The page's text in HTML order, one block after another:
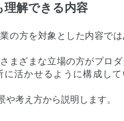
解できる内容
の方を対象とした内容で
まざまな立場の方がプロ
活かせるように構成して
考え方から説明します。